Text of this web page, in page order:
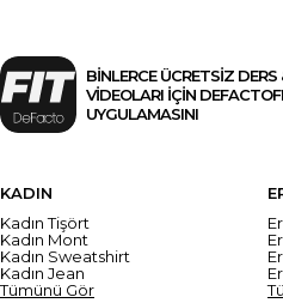
BİNLERCE ÜCRETSİZ DERS
VİDEOLARI İÇİN
UYGULAMASINI
KADIN
Kadın Tişört
Kadın Mont
Kadın Sweatshirt
Kadın Jean
Tümünü Gör